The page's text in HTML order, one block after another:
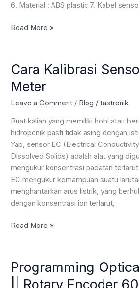
6. Material : ABS plastic 7. Kabel
Digital
indikator
NPN
hall
sensor
sensor
Read More »
Cara Kalibrasi
Meter
Leave a Comment / Blog /tastronik
Buat kalian yang memiliki hobi atau
hidroponik pasti tidak asing dengan
Yap, sensor EC (Electrical
Dissolved Solids) adalah alat yang
mengukur konsentrasi padatan
EC mengukur kemampuan suatu
menghantarkan arus listrik, yang
dengan konsentrasi ion terlarut,
Cara
Sensor
EC
TDS
Meter
Read More »
Programming
|| Rotary Encoder